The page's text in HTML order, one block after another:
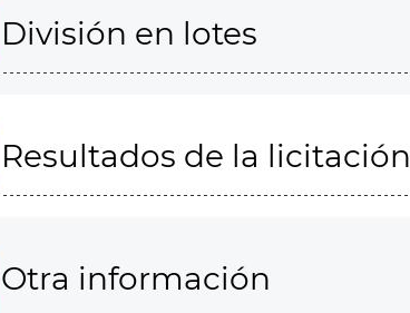
División en lotes
Resultados de la licitación
Otra información